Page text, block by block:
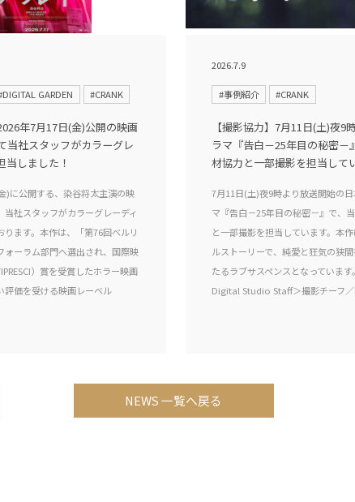
GARDEN #CRANK
年7月17日(金)公開の映画
当社スタッフがカラーグレ
当しました！
)に公開する、染谷将太主演の映
当社スタッフがカラーグレーディ
ります。本作は、「第76回ベルリ
ォーラム部門へ選出され、国際映
）賞を受賞したホラー映画
評価を受ける映画レーベル
2026.7.9
#事例紹介 #CRANK
【撮影協力】7月11日(土)夜9
ラマ『告白－25年目の秘密－
材協力と一部撮影を担当して
7月11日(土)夜9時より放送開始の
マ『告白－25年目の秘密－』で、
と一部撮影を担当しています。本
ルストーリーで、純愛と狂気の狭
たるラブサスペンスとなっていま
Digital Studio Staff＞撮影チーフ／
NEWS 一覧へ戻る